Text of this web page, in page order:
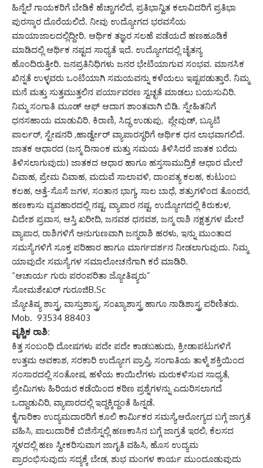
ಹಿನ್ನೆಲೆ ಗಾಯಕರಿಗೆ ಬೇಡಿಕೆ ಹೆಚ್ಚಾಗಲಿದೆ, ಪ್ರತಿಭಾನ್ವಿತ ಕಲಾವಿದರಿಗೆ ಪ್ರತಿಭಾ
ಪುರಸ್ಕಾರ ದೊರೆಯಲಿದೆ. ನೀವು ಉದ್ಯೋಗದ ಭರವಸೆಯ
ಮಾಯಾಜಾಲದಲ್ಲಿದ್ದೀರಿ. ಆರ್ಥಿಕ ತಜ್ಞರ ಸಲಹೆ ಪಡೆಯದೆ ಹಣಹೂಡಿಕೆ
ಮಾಡಿದಲ್ಲಿ ಆರ್ಥಿಕ ನಷ್ಟದ ಸಾಧ್ಯತೆ ಇದೆ. ಉದ್ಯೋಗದಲ್ಲಿ ಚೈತನ್ಯ
ಹೊಂದಿರುತ್ತೀರಿ. ಜನಪ್ರತಿನಿಧಿಗಳು ಜನರ ಭೇಟಿಯಾಗುವ ಸಂಭವ. ಮಾನಸಿಕ
ಖಿನ್ನತೆ ಉಳ್ಳವರು ಒಂಟಿಯಾಗಿ ಸಮಯವನ್ನು ಕಳೆಯಲು ಇಷ್ಟಪಡುತ್ತಾರೆ. ನಿಮ್ಮ
ಮನೆ ಮತ್ತು ಸುತ್ತಮುತ್ತಲಿನ ಪರ್ಯಾವರಣ ಸ್ವಚ್ಛತೆ ಮಾಡಲು ಬಯಸುವಿರಿ.
ನಿಮ್ಮ ಸಂಗಾತಿ ಮೂಡ್ ಆಫ್ ಆದಾಗ ಶಾಂತವಾಗಿ ಬಿಡಿ. ಸ್ನೇಹಿತನಿಗೆ
ಧನಸಹಾಯ ಮಾಡುವಿರಿ. ಕಿರಾಣಿ, ಸಿದ್ಧ ಉಡುಪು, ಪ್ಲೇವುಡ್, ಬ್ಯೂಟಿ
ಪಾರ್ಲರ್, ಸ್ಟೇಷನರಿ ,ಹಾರ್ಡ್ವೇರ್ ವ್ಯಾಪಾರಸ್ಥರಿಗೆ ಆರ್ಥಿಕ ಧನ ಲಾಭವಾಗಲಿದೆ.
ಜಾತಕ ಆಧಾರದ (ಜನ್ಮ ದಿನಾಂಕ ಮತ್ತು ಸಮಯ ತಿಳಿಸಿದರೆ ಜಾತಕ ಬರೆದು
ತಿಳಿಸಲಾಗುವುದು) ಜಾತಕದ ಆಧಾರ ಹಾಗೂ ಹಸ್ತಸಾಮುದ್ರಿಕೆ ಆಧಾರ ಮೇಲೆ
ವಿವಾಹ, ಪ್ರೇಮ ವಿವಾಹ, ಮದುವೆ ಸಾಲಾವಳಿ, ದಾಂಪತ್ಯ ಕಲಹ, ಕುಟುಂಬ
ಕಲಹ, ಅತ್ತೆ-ಸೊಸೆ ಜಗಳ, ಸಂತಾನ ಭಾಗ್ಯ, ಸಾಲ ಬಾಧೆ, ಶತ್ರುಗಳಿಂದ ತೊಂದರೆ,
ಹಣಕಾಸು ವ್ಯವಹಾರದಲ್ಲಿ ನಷ್ಟ, ವ್ಯಾಪಾರ ನಷ್ಟ, ಉದ್ಯೋಗದಲ್ಲಿ ಕಿರುಕುಳ,
ವಿದೇಶ ಪ್ರವಾಸ, ಆಸ್ತಿ ಖರೀದಿ, ಜನವಶ ಧನವಶ, ಜನ್ಮ ರಾಶಿ ನಕ್ಷತ್ರಗಳ ಮೇಲೆ
ವ್ಯಾಪಾರ, ರಾಶಿಗಳಿಗೆ ಅನುಗುಣವಾಗಿ ಜನ್ಮರಾಶಿ ಹರಳು, ಇನ್ನು ಮುಂತಾದ
ಸಮಸ್ಯೆಗಳಿಗೆ ಸೂಕ್ತ ಪರಿಹಾರ ಹಾಗೂ ಮಾರ್ಗದರ್ಶನ ನೀಡಲಾಗುವುದು. ನಿಮ್ಮ
ಯಾವುದೇ ಸಮಸ್ಯೆಗಳ ಸಮಾಲೋಚನೆಗಾಗಿ ಕರೆ ಮಾಡಿರಿ.
“ಆಚಾರ್ಯ ಗುರು ಪರಂಪರಿತಾ ಜ್ಯೋತಿಷ್ಯರು”
ಸೋಮಶೇಖರ್ ಗುರೂಜಿB.Sc
ಜ್ಯೋತಿಷ್ಯ ಶಾಸ್ತ್ರ, ವಾಸ್ತುಶಾಸ್ತ್ರ, ಸಂಖ್ಯಾಶಾಸ್ತ್ರ ಹಾಗೂ ನಾಡಿಶಾಸ್ತ್ರ ಪರಿಣಿತರು.
Mob. 93534 88403
ವೃಶ್ಚಿಕ ರಾಶಿ:
ಕಿತ್ತ ಸಂಬಂಧಿ ದೋಷಗಳು ಪದೇ ಪದೇ ಕಾಡಬಹುದು, ಕ್ರೀಡಾಪಟುಗಳಿಗೆ
ಉತ್ತಮ ಅವಕಾಶ, ಸರಕಾರಿ ಉದ್ಯೋಗ ಪ್ರಾಪ್ತಿ, ಸಂಗಾತಿಯ ತಾಳ್ಮೆ ಶಕ್ತಿಯಿಂದ
ಸಂಸಾರದಲ್ಲಿ ಸಂತೋಷ, ಹಳೆಯ ಕಾಯಿಲೆಗಳು ಮರುಕಳಿಸುವ ಸಾಧ್ಯತೆ,
ಪ್ರೇಮಿಗಳು ಹಿರಿಯರ ಕಡೆಯಿಂದ ಕಠಿಣ ಪ್ರಶ್ನೆಗಳನ್ನು ಎದುರಿಸಲಾಗದೆ
ಒದ್ದಾಡುವಿರಿ, ವ್ಯಾಪಾರದಲ್ಲಿ ಇದ್ದಕ್ಕಿದ್ದಂತೆ ಹಿನ್ನಡೆ.
ಕೈಗಾರಿಕಾ ಉದ್ಯಮದಾರರಿಗೆ ಕೂಲಿ ಕಾರ್ಮಿಕರ ಸಮಸ್ಯೆ,ಆರೋಗ್ಯದ ಬಗ್ಗೆ ಜಾಗ್ರತೆ
ವಹಿಸಿ, ಪಾಲುದಾರಿಕೆ ಬಿಜಿನೆಸ್ನಲ್ಲಿ ಹಣಕಾಸಿನ ಬಗ್ಗೆ ಜಾಗ್ರತೆ ಇರಲಿ, ಕೆಲಸದ
ಸ್ಥಳದಲ್ಲಿ ಹಣ ಸ್ವೀಕರಿಸುವಾಗ ಜಾಗೃತಿ ವಹಿಸಿ, ಹೊಸ ಉದ್ಯಮ
ಪ್ರಾರಂಭಿಸುವುದು ಸದ್ಯಕ್ಕೆ ಬೇಡ, ಶುಭ ಮಂಗಳ ಕಾರ್ಯ ಮುಂದೂಡುವುದು